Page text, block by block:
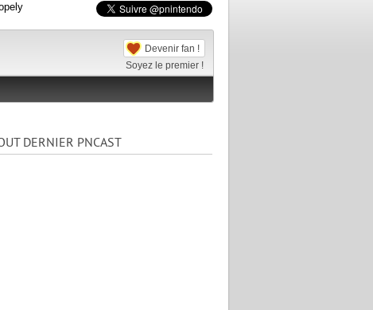
Devenir fan !
Soyez le premier !
DERNIER PNCAST